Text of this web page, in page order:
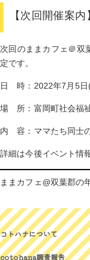
【次回開催案内
次回のままカフェ＠双
定です。
日 時：2022年7月5
場 所：富岡町社会福
内 容：ママたち同士
詳細は今後イベント情
ままカフェ@双葉郡の
コトハナについて
cotohana調査報告